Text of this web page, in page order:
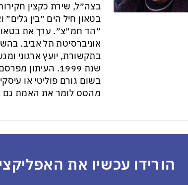
בצה״ל, שירת כקצין
בטאון חיל הים ״בין
״הד חמ״צ״. ערך את
אוניברסיטת תל אביב.
בתקשורת, יועץ ארגוני
שנת 1999.
בשום גורם פוליטי או
מהסס לומר את האמת גם
הורידו עכשיו את